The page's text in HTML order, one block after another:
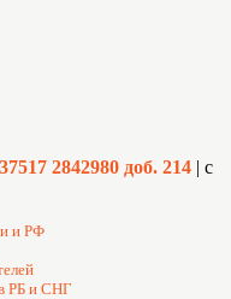
2842980 доб. 214 | с
и РФ
РБ и СНГ